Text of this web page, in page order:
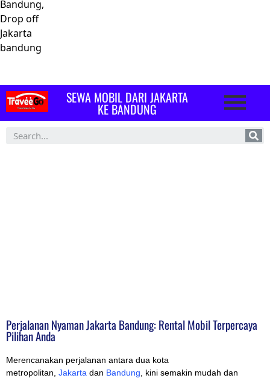
Bandung,
Drop off
Jakarta
bandung
SEWA MOBIL DARI JAKARTA
KE BANDUNG
Perjalanan Nyaman Jakarta Bandung: Rental Mobil Terpercaya
Pilihan Anda
Merencanakan perjalanan antara dua kota
metropolitan, Jakarta dan Bandung , kini semakin mudah dan